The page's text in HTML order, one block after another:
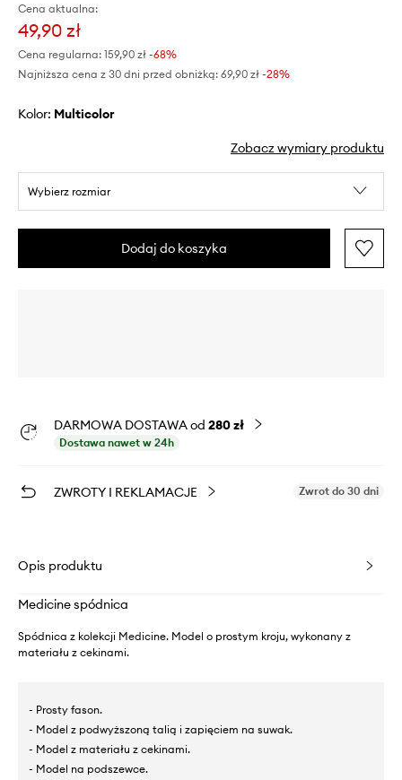
Cena aktualna:
49,90 zł
Cena regularna: 159,90 zł -68%
Najniższa cena z 30 dni przed obniżką: 69,90 zł -28%
Kolor: multicolor
Zobacz wymiary produktu
Wybierz rozmiar
Dodaj do koszyka
DARMOWA DOSTAWA od 280 zł
Dostawa nawet w 24h
ZWROTY I REKLAMACJE Zwrot do 30 dni
Opis produktu
Medicine spódnica
Spódnica z kolekcji Medicine. Model o prostym kroju, wykonany z
materiału z cekinami.
- Prosty fason.
- Model z podwyższoną talią i zapięciem na suwak.
- Model z materiału z cekinami.
- Model na podszewce.